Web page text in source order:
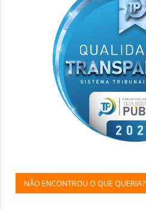
NÃO ENCONTROU O QUE QUERIA?